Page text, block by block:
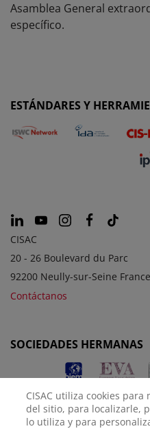
Asamblea General
específico.
ESTÁNDARES Y
CISAC
20 - 26 Boulevard du Parc
92200 Neully-sur-Seine France
Contáctanos
SOCIEDADES HERMANAS
CISAC utiliza cookies
del sitio, para localizarle,
lo utiliza y para